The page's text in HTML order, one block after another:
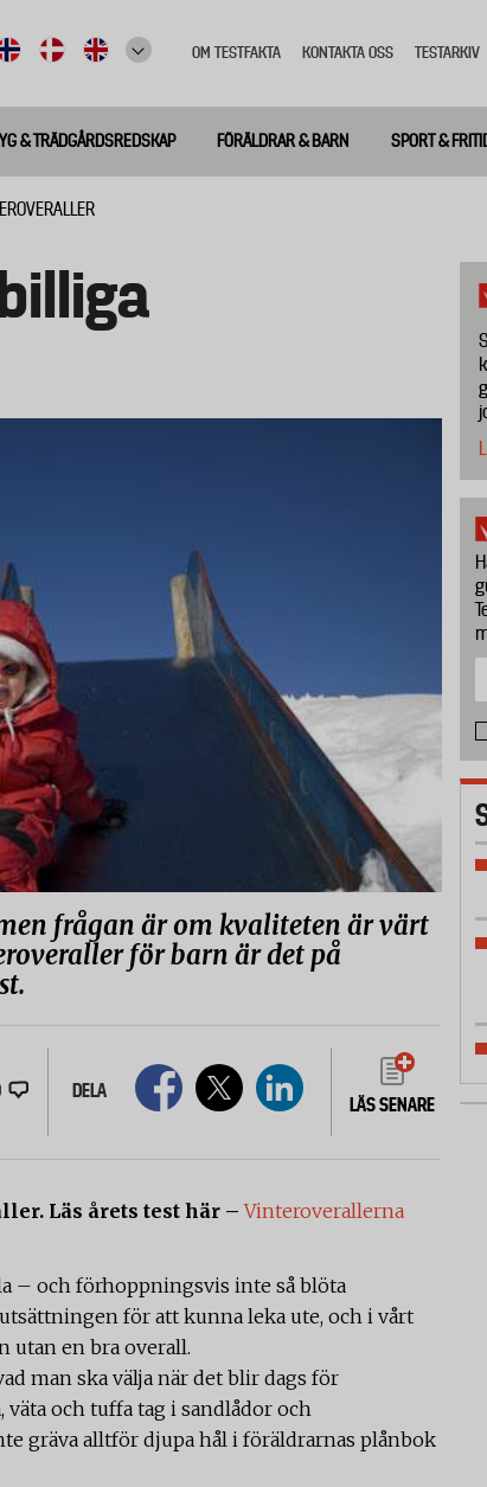
meny
OM TESTFAKTA KONTAKTA OSS TESTARKIV
& TRÄDGÅRDSREDSKAP FÖRÄLDRAR & BARN SPORT &
frågan är om kvaliteten är värt
för barn är det på
DELA
LÄS SENARE
Läs årets test här –Vinteroverallerna
– och förhoppningsvis inte så blöta
för att kunna leka ute, och i vårt
utan en bra overall.
man ska välja när det blir dags för
och tuffa tag i sandlådor och
gräva alltför djupa hål i föräldrarnas plånbok